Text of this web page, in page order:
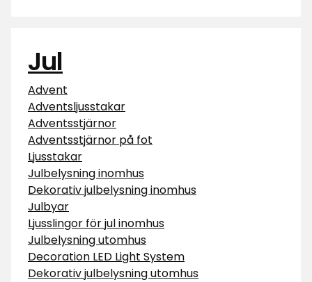
Jul
Advent
Adventsljusstakar
Adventsstjärnor
Adventsstjärnor på fot
Ljusstakar
Julbelysning inomhus
Dekorativ julbelysning inomhus
Julbyar
Ljusslingor för jul inomhus
Julbelysning utomhus
Decoration LED Light System
Dekorativ julbelysning utomhus